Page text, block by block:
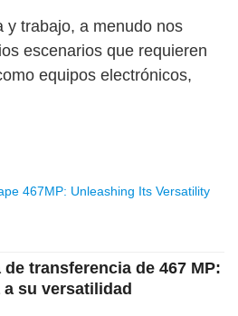
y trabajo, a menudo nos
escenarios que requieren
equipos electrónicos,
La cinta de espuma de PE
es muy popular debido a su
transferencia de 467 MP:
su versatilidad